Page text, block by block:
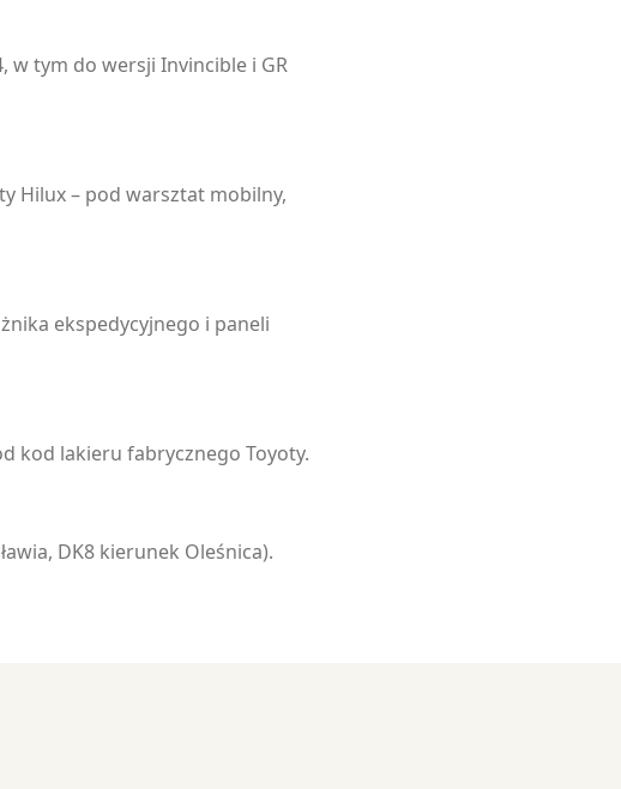
w tym do wersji Invincible i GR
Hilux – pod warsztat mobilny,
ekspedycyjnego i paneli
kod lakieru fabrycznego Toyoty.
DK8 kierunek Oleśnica).